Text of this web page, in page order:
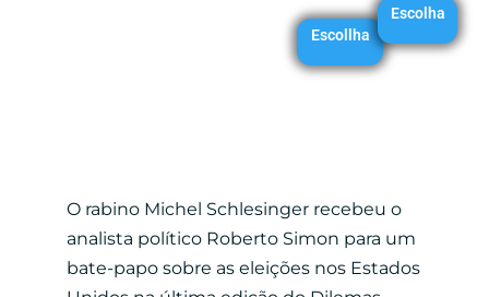
Escollha
Escolha
O rabino Michel Schlesinger recebeu o
analista político Roberto Simon para um
bate-papo sobre as eleições nos Estados